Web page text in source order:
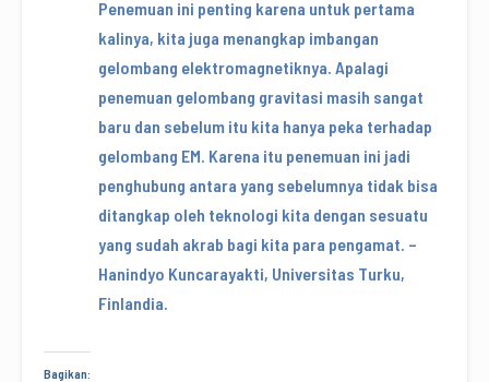
Penemuan ini penting karena untuk pertama
kalinya, kita juga menangkap imbangan
gelombang elektromagnetiknya. Apalagi
penemuan gelombang gravitasi masih sangat
baru dan sebelum itu kita hanya peka terhadap
gelombang EM. Karena itu penemuan ini jadi
penghubung antara yang sebelumnya tidak bisa
ditangkap oleh teknologi kita dengan sesuatu
yang sudah akrab bagi kita para pengamat. –
Hanindyo Kuncarayakti, Universitas Turku,
Finlandia.
Bagikan: